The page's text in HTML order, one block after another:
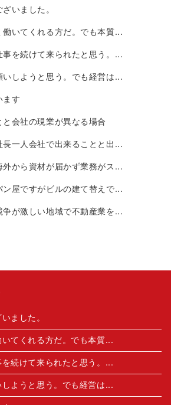
いました。
働いてくれる方だ。でも本質...
事を続けて来られたと思う。...
しようと思う。でも経営は...
ます
会社の現業が異なる場合
長一人会社で出来ることと出...
外から資材が届かず業務がス...
ン屋ですがビルの建て替えで...
争が激しい地域で不動産業を...
ました。
てくれる方だ。でも本質...
続けて来られたと思う。...
ようと思う。でも経営は...